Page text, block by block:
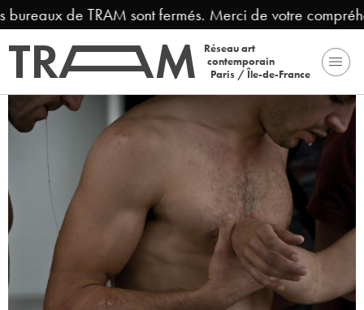
de TRAM sont fermés. Merci de votre
Réseau art
contemporain
Paris / Île-de-France